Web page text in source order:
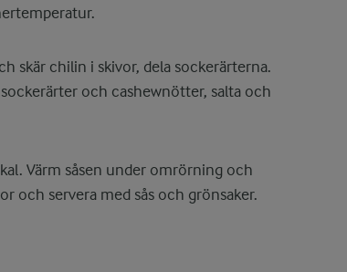
skär chilin i skivor, dela sockerärterna.
och cashewnötter, salta och
Värm såsen under omrörning och
och servera med sås och grönsaker.